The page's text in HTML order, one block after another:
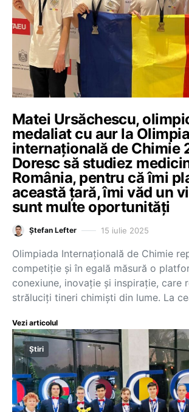
Matei Ursăchescu,
medaliat cu aur la
internațională de Chimie
Doresc să studiez
România, pentru că îmi
această ţară, îmi văd un
sunt multe oportunități
Ștefan Lefter 15 iulie 2025
Olimpiada Internaţională de Chimie
competiţie şi în egală măsură o
conexiune, inovaţie şi inspiraţie, care
străluciţi tineri chimişti din lume. La
Vezi articolul
Știri